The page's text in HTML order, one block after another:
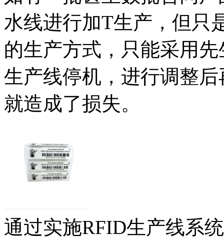
水线进行加T生产，但只
的生产方式，只能采用
生产线停机，进行调整
就造成了损失。
通过实施RFID生产线系